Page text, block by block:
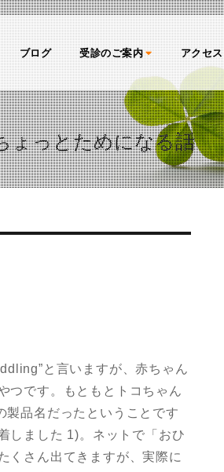
ブログ 受診のご案内 アクセス
ょっとためになる話
と言いますが、赤ちゃん
つです。もともとトコちゃん
品名だったということです
しました 1)。ネットで「おひ
くさん出てきますが、実際に